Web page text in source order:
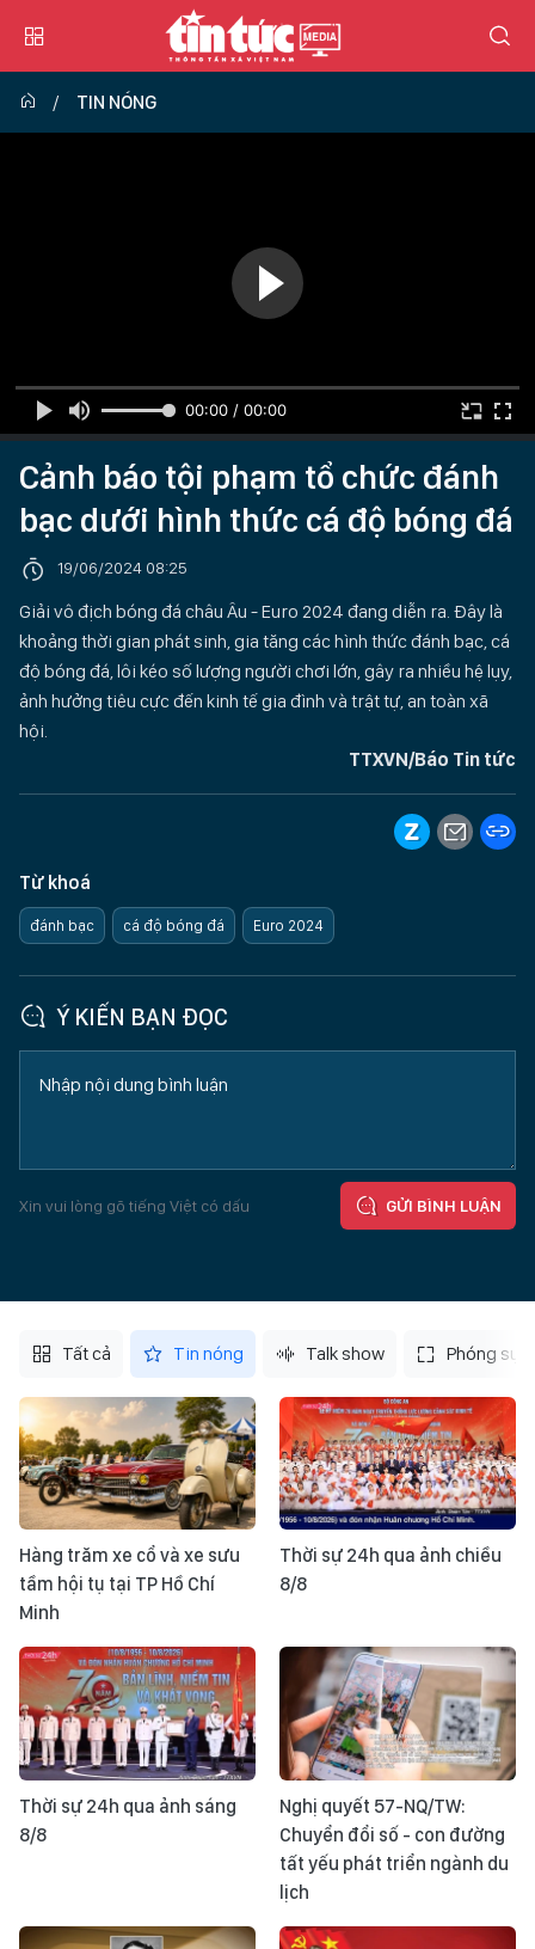
TIN NÓNG
00:00 / 00:00
Cảnh báo tội phạm tổ chức đánh
bạc dưới hình thức cá độ bóng đá
19/06/2024 08:25
Giải vô địch bóng đá châu Âu - Euro 2024 đang diễn ra. Đây là
khoảng thời gian phát sinh, gia tăng các hình thức đánh bạc, cá
độ bóng đá, lôi kéo số lượng người chơi lớn, gây ra nhiều hệ lụy,
ảnh hưởng tiêu cực đến kinh tế gia đình và trật tự, an toàn xã
hội.
TTXVN/Báo Tin tức
Từ khoá
đánh bạc cá độ bóng đá Euro 2024
Ý KIẾN BẠN ĐỌC
Xin vui lòng gõ tiếng Việt có dấu GỬI BÌNH LUẬN
Tất cả Tin nóng Talk show Phóng sự
Hàng trăm xe cổ và xe sưu
tầm hội tụ tại TP Hồ Chí
Minh
Thời sự 24h qua ảnh chiều
8/8
Thời sự 24h qua ảnh sáng
8/8
Nghị quyết 57-NQ/TW:
Chuyển đổi số - con đường
tất yếu phát triển ngành du
lịch